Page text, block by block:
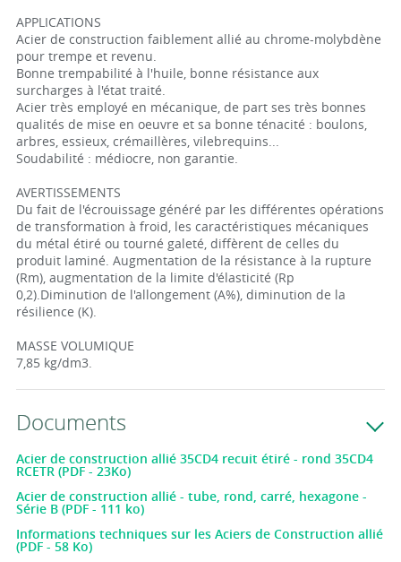
APPLICATIONS
Acier de construction faiblement allié au chrome-molybdène
pour trempe et revenu.
Bonne trempabilité à l'huile, bonne résistance aux
surcharges à l'état traité.
Acier très employé en mécanique, de part ses très bonnes
qualités de mise en oeuvre et sa bonne ténacité : boulons,
arbres, essieux, crémaillères, vilebrequins...
Soudabilité : médiocre, non garantie.
AVERTISSEMENTS
Du fait de l'écrouissage généré par les différentes opérations
de transformation à froid, les caractéristiques mécaniques
du métal étiré ou tourné galeté, diffèrent de celles du
produit laminé. Augmentation de la résistance à la rupture
(Rm), augmentation de la limite d'élasticité (Rp
0,2).Diminution de l'allongement (A%), diminution de la
résilience (K).
MASSE VOLUMIQUE
7,85 kg/dm3.
Documents
Acier de construction allié 35CD4 recuit étiré - rond 35CD4
RCETR (PDF - 23Ko)
Acier de construction allié - tube, rond, carré, hexagone -
Série B (PDF - 111 ko)
Informations techniques sur les Aciers de Construction allié
(PDF - 58 Ko)